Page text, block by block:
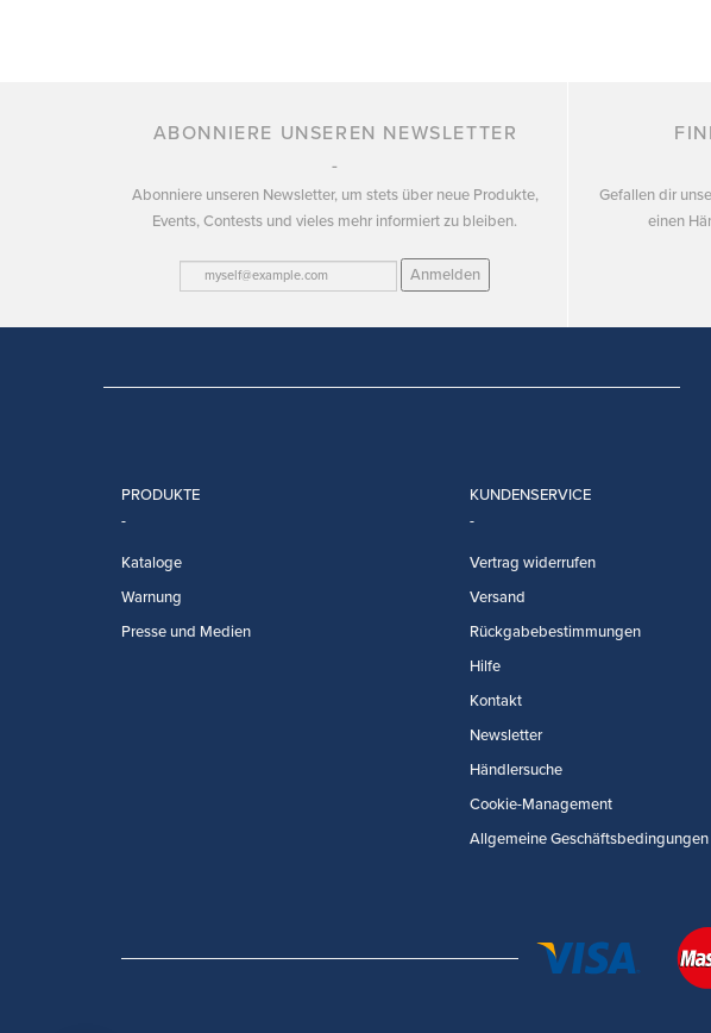
ABONNIERE UNSEREN NEWSLETTER
Abonniere unseren Newsletter, um stets über neue Produkte,
Events, Contests und vieles mehr informiert zu bleiben.
Anmelden
Gefallen dir
einen
PRODUKTE
Kataloge
Warnung
Presse und Medien
KUNDENSERVICE
Vertrag widerrufen
Versand
Rückgabebestimmungen
Hilfe
Kontakt
Newsletter
Händlersuche
Cookie-Management
Allgemeine Geschäftsbedingungen